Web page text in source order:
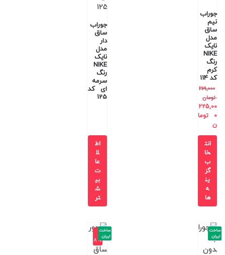
جوراب
نیم
ساق
مدل
نایک
NIKE
رنگ
کرم
کد 114
269,000
تومان
225,00
0
توما
ن
انت
خا
ب
گز
ین
ه
ها
جوراب
ساق
دار
مدل
نایک
NIKE
رنگ
سرمه
ای کد
125
اط
لا
عا
ت
بی
ش
تر
ساخت
ایران
-1
8%
ساخت
ایران